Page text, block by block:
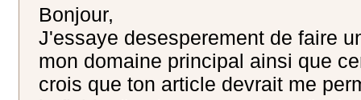
Bonjour,
J'essaye desesperement de faire
mon domaine principal ainsi que
crois que ton article devrait me